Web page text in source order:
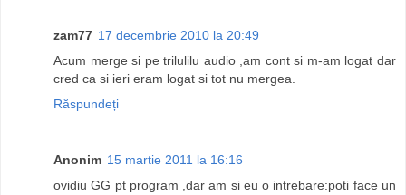
zam77 17 decembrie 2010 la 20:49
Acum merge si pe trilulilu audio ,am cont si m-am logat dar
cred ca si ieri eram logat si tot nu mergea.
Răspundeți
Anonim 15 martie 2011 la 16:16
ovidiu GG pt program ,dar am si eu o intrebare:poti face un